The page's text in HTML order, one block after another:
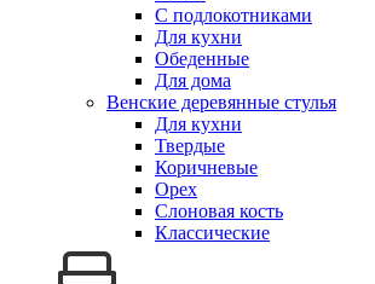
С подлокотниками
Для кухни
Обеденные
Для дома
Венские деревянные стулья
Для кухни
Твердые
Коричневые
Орех
Слоновая кость
Классические